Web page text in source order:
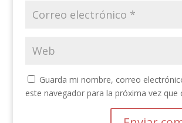
Guarda mi nombre, correo
este navegador para la próxima vez que